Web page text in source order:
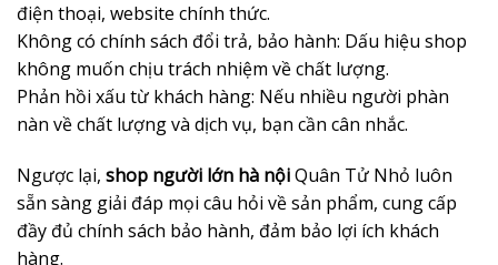
điện thoại, website chính thức.
Không có chính sách đổi trả, bảo hành: Dấu hiệu shop
không muốn chịu trách nhiệm về chất lượng.
Phản hồi xấu từ khách hàng: Nếu nhiều người phàn
nàn về chất lượng và dịch vụ, bạn cần cân nhắc.
Ngược lại, shop người lớn hà nộiQuân Tử Nhỏ luôn
sẵn sàng giải đáp mọi câu hỏi về sản phẩm, cung cấp
đầy đủ chính sách bảo hành, đảm bảo lợi ích khách
hàng.